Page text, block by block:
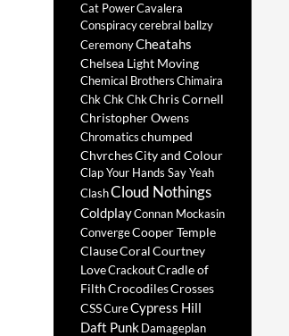
Cat PowerCavalera
Conspiracycerebral ballzy
CeremonyCheatahs
Chelsea Light Moving
Chemical BrothersChimaira
Chk Chk ChkChris Cornell
Christopher Owens
Chromaticschumped
ChvrchesCity and Colour
Clap Your Hands Say Yeah
ClashCloud Nothings
ColdplayConnan Mockasin
ConvergeCooper Temple
ClauseCoralCourtney
LoveCrackoutCradle of
FilthCrocodilesCrosses
CSSCureCypress Hill
Daft PunkDamageplan